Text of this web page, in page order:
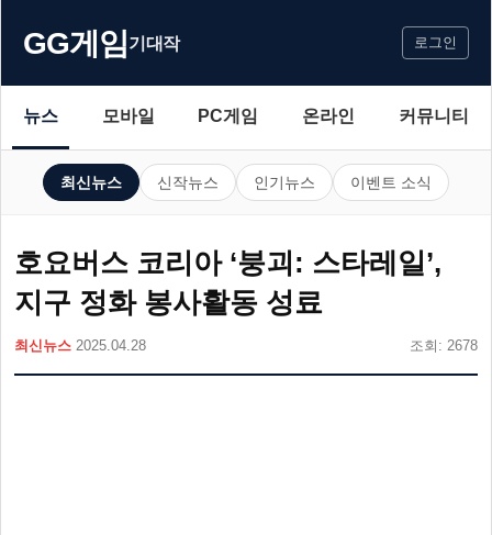
GG게임기대작 로그인
뉴스 모바일 PC게임 온라인 커뮤니티
최신뉴스 신작뉴스 인기뉴스 이벤트 소식
호요버스 코리아 ‘붕괴: 스타레일’,
지구 정화 봉사활동 성료
최신뉴스 2025.04.28 조회: 2678